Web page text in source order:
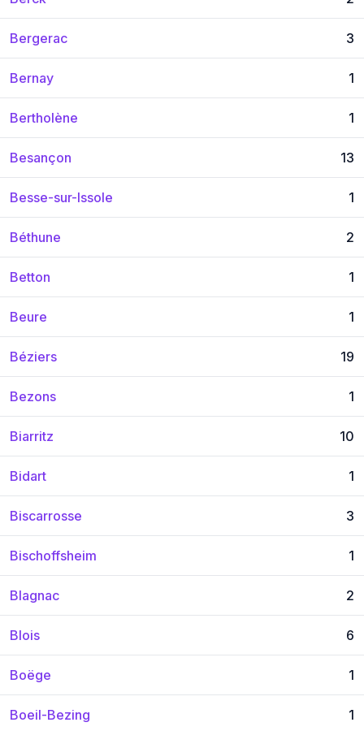
Bergerac 3
Bernay 1
Bertholène 1
Besançon 13
Besse-sur-Issole 1
Béthune 2
Betton 1
Beure 1
Béziers 19
Bezons 1
Biarritz 10
Bidart 1
Biscarrosse 3
Bischoffsheim 1
Blagnac 2
Blois 6
Boëge 1
Boeil-Bezing 1